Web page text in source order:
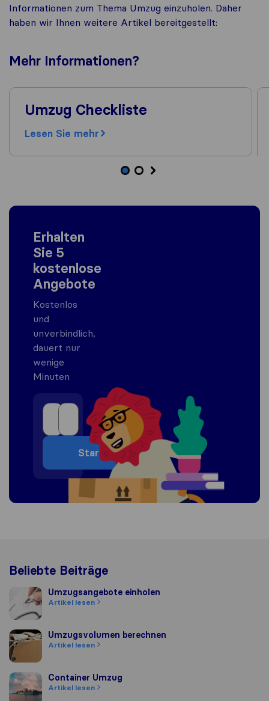
Informationen zum Thema Umzug einzuholen. Daher
haben wir Ihnen weitere Artikel bereitgestellt:
Beliebte Beiträge
Umzugsangebote einholen
Umzugsangebote einholen
Artikel lesen
Umzugsvolumen berechnen
Umzugsvolumen berechnen
Artikel lesen
Container UmzugContainer Umzug
Artikel lesen
Mehr Informationen?
Umzug Checkliste
Lesen Sie mehr
Erhalten
Sie 5
kostenlose
Angebote
Kostenlos
und
unverbindlich,
dauert nur
wenige
Minuten
Start